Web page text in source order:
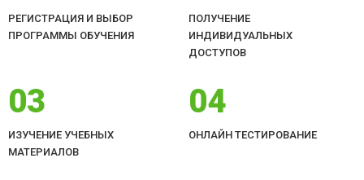
РЕГИСТРАЦИЯ И ВЫБОР
ПРОГРАММЫ ОБУЧЕНИЯ
ПОЛУЧЕНИЕ
ИНДИВИДУАЛЬНЫХ
ДОСТУПОВ
03
ИЗУЧЕНИЕ УЧЕБНЫХ
МАТЕРИАЛОВ
04
ОНЛАЙН ТЕСТИРОВАНИЕ